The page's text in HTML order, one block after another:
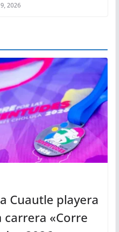
2026
Cuautle playera
carrera «Corre